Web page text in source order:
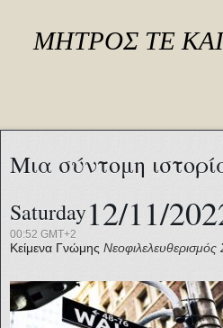
ΜΗΤΡΟΣ ΤΕ
Μια σύντομη
Saturday12/11/
00:52 GMT+2
Κείμενα Γνώμης Νεοφιλελευθερισμός